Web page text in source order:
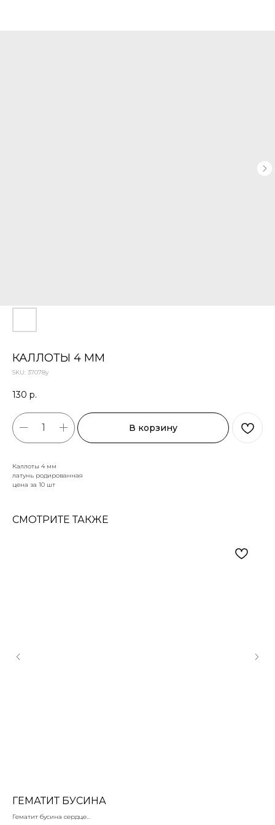
КАЛЛОТЫ 4 ММ
SKU: 37078у
130 р.
В корзину
Каллоты 4 мм
латунь родированная
цена за 10 шт
СМОТРИТЕ ТАКЖЕ
ГЕМАТИТ БУСИНА
Гематит бусина сердце